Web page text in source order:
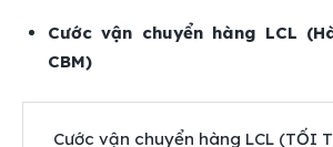
Cước vận chuyển hàng LCL
CBM)
Cước vận chuyển hàng LCL (TỐI